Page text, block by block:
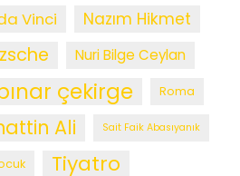
Vinci Nazım Hikmet
Nuri Bilge Ceylan
çekirge Roma
Ali Sait Faik Abasıyanık
Tiyatro